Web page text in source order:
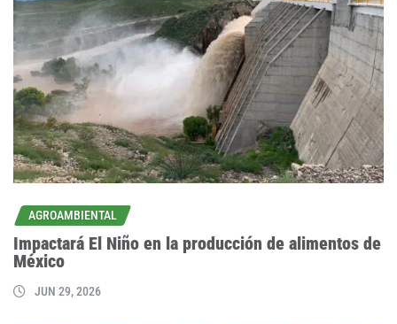
AGROAMBIENTAL
Impactará El Niño en la producción de alimentos de
México
JUN 29, 2026